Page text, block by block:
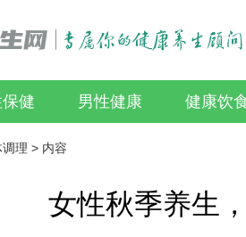
健 男性健康 健康饮
理 > 内容
女性秋季养生